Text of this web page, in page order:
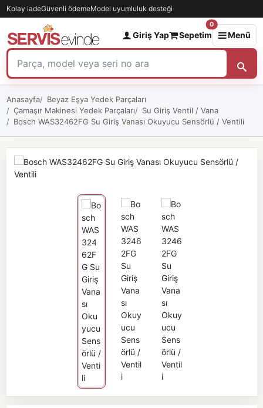
Kolay iadeGüvenli ödemeModel uyumluluk desteği
Giriş Yap Sepetim
0
Menü
Anasayfa
Beyaz Eşya Yedek Parçaları
Çamaşır Makinesi Yedek Parçaları
Su Giriş Ventil / Vana
Bosch WAS32462FG Su Giriş Vanası Okuyucu Sensörlü / Ventili